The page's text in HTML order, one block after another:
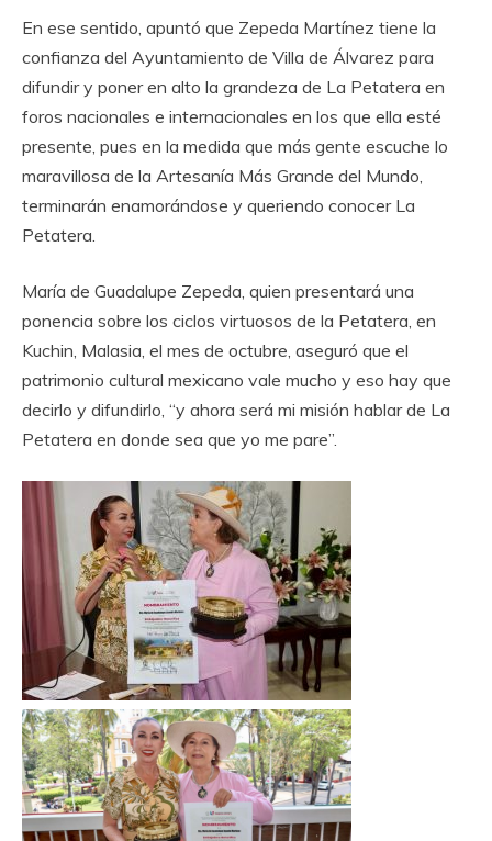
‎En ese sentido, apuntó que Zepeda Martínez tiene la
confianza del Ayuntamiento de Villa de Álvarez para
difundir y poner en alto la grandeza de La Petatera en
foros nacionales e internacionales en los que ella esté
presente, pues en la medida que más gente escuche lo
maravillosa de la Artesanía Más Grande del Mundo,
terminarán enamorándose y queriendo conocer La
Petatera.
‎María de Guadalupe Zepeda, quien presentará una
ponencia sobre los ciclos virtuosos de la Petatera, en
Kuchin, Malasia, el mes de octubre, aseguró que el
patrimonio cultural mexicano vale mucho y eso hay que
decirlo y difundirlo, “y ahora será mi misión hablar de La
Petatera en donde sea que yo me pare”. ‎